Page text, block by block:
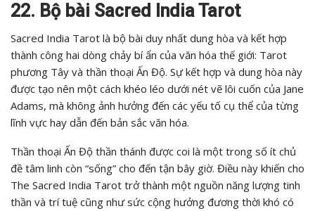
22. Bộ bài Sacred India Tarot
Sacred India Tarot là bộ bài duy nhất dung hòa và kết hợp
thành công hai dòng chảy bí ẩn của văn hóa thế giới: Tarot
phương Tây và thần thoại Ấn Độ. Sự kết hợp và dung hòa này
được tạo nên một cách khéo léo dưới nét vẽ lôi cuốn của Jane
Adams, mà không ảnh hưởng đến các yếu tố cụ thể của từng
lĩnh vực hay dẫn đến bản sắc văn hóa.
Thần thoại Ấn Độ thần thánh được coi là một trong số ít chủ
đề tâm linh còn “sống” cho đến tận bây giờ. Điều này khiến cho
The Sacred India Tarot trở thành một nguồn năng lượng tinh
thần và trí tuệ cũng như sức cộng hưởng đương thời khó có